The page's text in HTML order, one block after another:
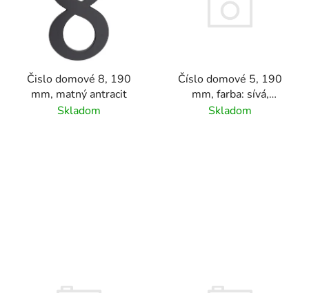
Čislo domové 8, 190
mm, matný antracit
Skladom
Číslo domové 5, 190
mm, farba: sívá,
materiál hliník
Skladom